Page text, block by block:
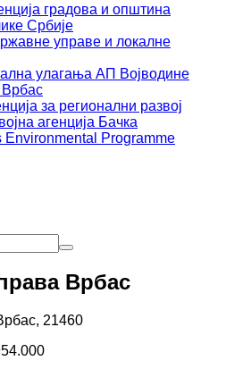
градова и општина
Србије
управе и локалне
улагања АП Војводине
за регионални развој
агенција Бачка
Environmental Programme
Врбас
21460